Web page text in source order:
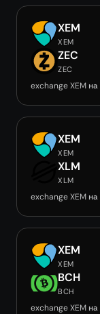
XEM
XEM
ZEC
ZEC
exchange XEM
XEM
XEM
XLM
XLM
exchange XEM
XEM
XEM
BCH
BCH
exchange XEM